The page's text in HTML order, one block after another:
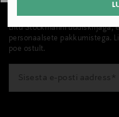
Liitu Stockmanni uudiskirjaga,
personaalsete pakkumistega.
poe ostult.